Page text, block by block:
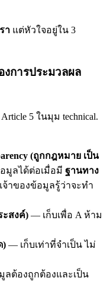
า แต่หัวใจอยู่ใน 3
การประมวลผล
5 ในมุม technical.
(ถูกกฎหมาย เป็น
มูลได้ต่อเมื่อมี ฐานทาง
เจ้าของข้อมูลรู้ว่าจะทำ
ะสงค์) — เก็บเพื่อ A ห้าม
) — เก็บเท่าที่จำเป็น ไม่
ต้องถูกต้องและเป็น